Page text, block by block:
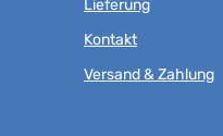
Lieferung
Kontakt
Versand & Zahlung